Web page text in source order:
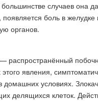
случаев она
боль в
органов.
распространённый
явления,
условиях.
делящихся клеток.